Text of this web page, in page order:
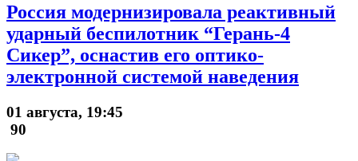
Россия модернизировала реактивный
ударный беспилотник “Герань-4
Сикер”, оснастив его оптико-
электронной системой наведения
01 августа, 19:45
90